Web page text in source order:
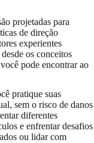
projetadas para
de direção
experientes
os conceitos
pode encontrar ao
pratique suas
sem o risco de danos
diferentes
e enfrentar desafios
ou lidar com